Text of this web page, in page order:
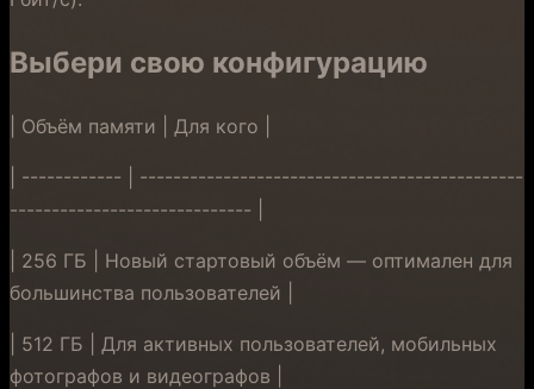
Выбери свою конфигурацию
| Объём памяти | Для кого |
| ------------ | ----------------------------------------------
----------------------------- |
| 256 ГБ | Новый стартовый объём — оптимален для
большинства пользователей |
| 512 ГБ | Для активных пользователей, мобильных
фотографов и видеографов |